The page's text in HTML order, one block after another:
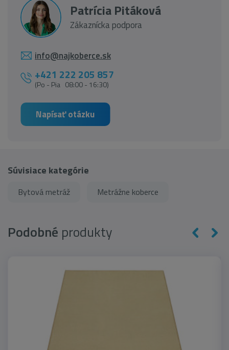
Patrícia Pitáková
Zákaznícka podpora
info@najkoberce.sk
+421 222 205 857
(Po - Pia 08:00 - 16:30)
Napísať otázku
Súvisiace kategórie
Bytová metráž Metrážne koberce
Podobné produkty